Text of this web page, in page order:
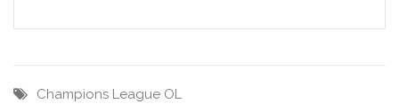
Champions League OL